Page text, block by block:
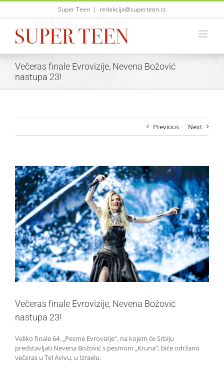
Skip
Super Teen | redakcija@superteen.rs
Večeras finale Evrovizije, Nevena Božović
nastupa 23!
Previous Next
View
Larger
Image
Večeras finale Evrovizije, Nevena Božović
nastupa 23!
Veliko finale 64. „Pesme Evrovizije“, na kojem će Srbiju
predstavljati Nevena Božović s pesmom „Kruna“, biće održano
večeras u Tel Avivu, u Izraelu.